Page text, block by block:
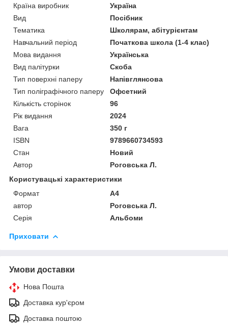
Країна виробник
Україна
Вид
Посібник
Тематика
Школярам, абітурієнтам
Навчальний період
Початкова школа (1-4 клас)
Мова видання
Українська
Вид палітурки
Скоба
Тип поверхні паперу
Напівглянсова
Тип поліграфічного паперу
Офсетний
Кількість сторінок
96
Рік видання
2024
Вага
350 г
ISBN
9789660734593
Стан
Новий
Автор
Роговська Л.
Користувацькі характеристики
Формат
А4
автор
Роговська Л.
Серія
Альбоми
Приховати
Умови доставки
Нова Пошта
Доставка кур'єром
Доставка поштою